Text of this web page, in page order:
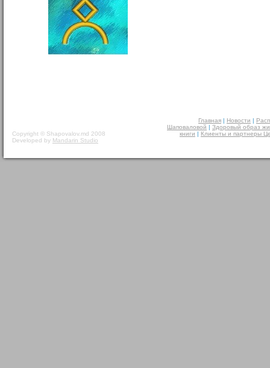
Copyright © Shapovalov.md 2008
Developed by Mandarin Studio
Главная | Новости |
Шаповаловой | Здоровый образ
книги | Клиенты и партнеры